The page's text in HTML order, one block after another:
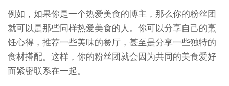
例如，如果你是一个热爱美食的博主，那么你的粉丝团
就可以是那些同样热爱美食的人。你可以分享自己的烹
饪心得，推荐一些美味的餐厅，甚至是分享一些独特的
食材搭配。这样，你的粉丝团就会因为共同的美食爱好
而紧密联系在一起。